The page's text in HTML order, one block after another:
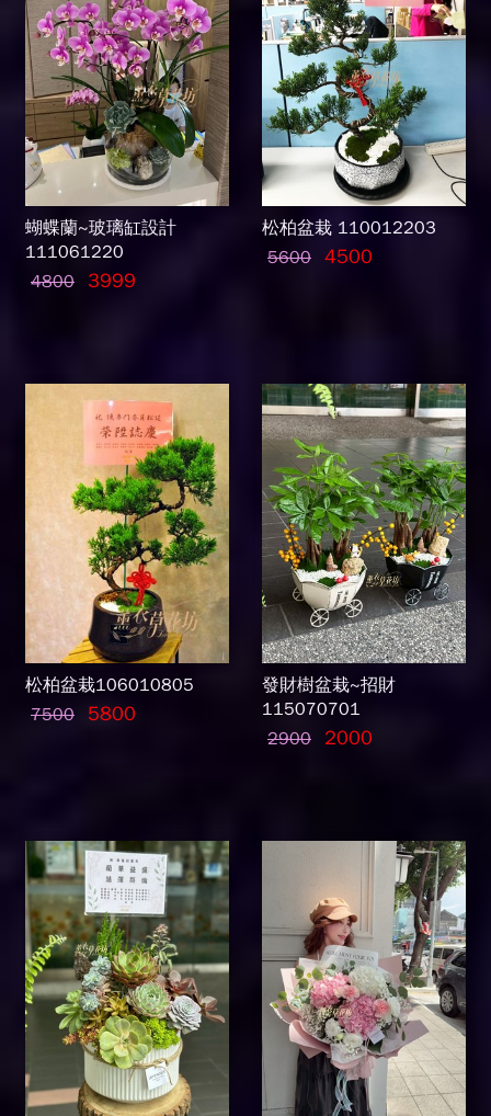
蝴蝶蘭~玻璃缸設計
111061220
4800 3999
松柏盆栽 110012203
5600 4500
松柏盆栽106010805
7500
5800
發財樹盆栽~招財
115070701
2900
2000